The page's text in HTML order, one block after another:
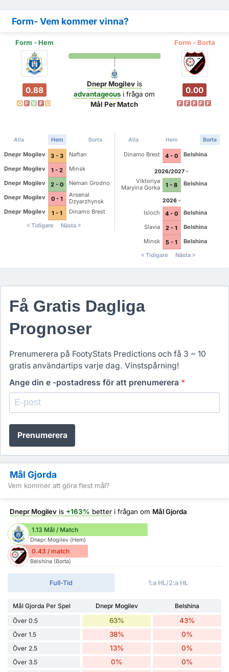
Form- Vem kommer vinna?
Form - Hem Form - Borta
0.88
O F V F O
Dnepr Mogilevis
advantageous i fråga om
Mål Per Match
0.00
F F F F F
Alla Hem Borta
Dnepr Mogilev 3 - 3
Naftan
Dnepr Mogilev
1 - 2
Minsk
Dnepr Mogilev
2 - 0
Neman Grodno
Dnepr Mogilev
0 - 1
Arsenal
Dzyarzhynsk
Dnepr Mogilev
1 - 1
Dinamo Brest
Tidigare
Nästa
Alla Hem Borta
Dinamo Brest 4 - 0 Belshina
2026/2027
Viktoriya
Maryina Gorka
1 - 8 Belshina
2026
Isloch 4 - 0
Belshina
Slavia
2 - 1
Belshina
Minsk
5 - 1
Belshina
Tidigare
Nästa
Få Gratis Dagliga
Prognoser
Prenumerera på FootyStats Predictions och få 3 ~ 10
gratis användartips varje dag. Vinstspårning!
Ange din e -postadress för att prenumerera *
Prenumerera
Mål Gjorda
Vem kommer att göra flest mål?
Dnepr Mogilev is +163% better i frågan om Mål Gjorda
1.13 Mål / Match
Dnepr Mogilev (Hem)
0.43 / match
Belshina (Borta)
Full-Tid 1:a HL/2:a HL
Mål Gjorda Per Spel Dnepr Mogilev
Belshina
Över 0.5
63% 43%
Över 1.5 38% 0%
Över 2.5 13% 0%
Över 3.5 0%
0%